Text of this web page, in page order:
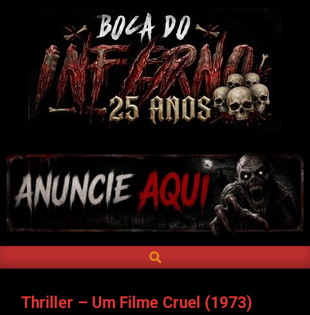
DO
INFERNO
Navigation
SEARCH
Thriller – Um Filme Cruel (1973)